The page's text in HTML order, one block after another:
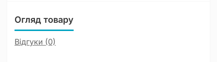
Огляд товару
Відгуки (0)